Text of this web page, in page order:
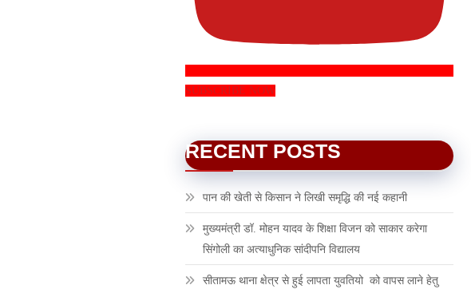
SUBSCRIBE NOW
RECENT POSTS
पान की खेती से किसान ने लिखी समृद्धि की नई कहानी
मुख्यमंत्री डॉ. मोहन यादव के शिक्षा विजन को साकार करेगा
सिंगोली का अत्याधुनिक सांदीपनि विद्यालय
सीतामऊ थाना क्षेत्र से हुई लापता युवतियो को वापस लाने हेतु